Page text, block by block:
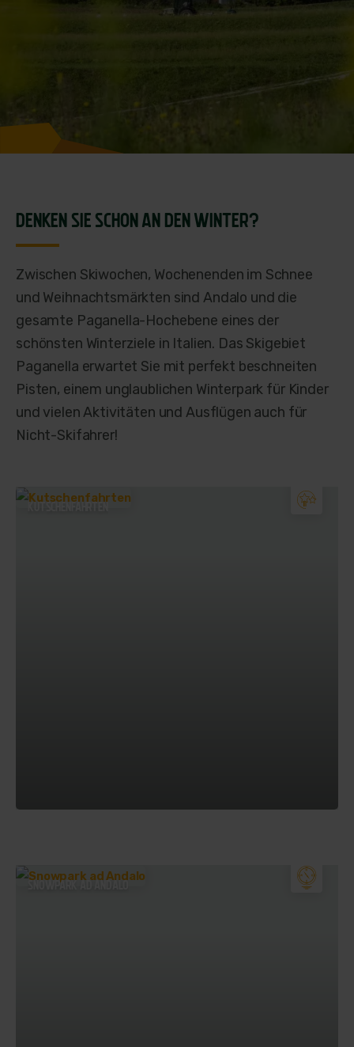
DENKEN SIE SCHON AN DEN WINTER?
Zwischen Skiwochen, Wochenenden im Schnee
und Weihnachtsmärkten sind Andalo und die
gesamte Paganella-Hochebene eines der
schönsten Winterziele in Italien. Das Skigebiet
Paganella erwartet Sie mit perfekt beschneiten
Pisten, einem unglaublichen Winterpark für Kinder
und vielen Aktivitäten und Ausflügen auch für
Nicht-Skifahrer!
SNOWPARK AD ANDALO